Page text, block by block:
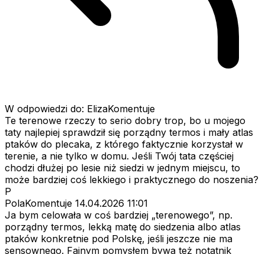
W odpowiedzi do: ElizaKomentuje
Te terenowe rzeczy to serio dobry trop, bo u mojego
taty najlepiej sprawdził się porządny termos i mały atlas
ptaków do plecaka, z którego faktycznie korzystał w
terenie, a nie tylko w domu. Jeśli Twój tata częściej
chodzi dłużej po lesie niż siedzi w jednym miejscu, to
może bardziej coś lekkiego i praktycznego do noszenia?
P
PolaKomentuje 14.04.2026 11:01
Ja bym celowała w coś bardziej „terenowego”, np.
porządny termos, lekką matę do siedzenia albo atlas
ptaków konkretnie pod Polskę, jeśli jeszcze nie ma
sensownego. Fajnym pomysłem bywa też notatnik